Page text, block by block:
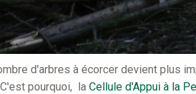
d'arbres à écorcer devient plus
pourquoi, la Cellule d'Appui à la